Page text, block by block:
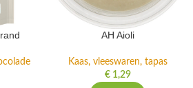
AH Aioli
Kaas, vleeswaren, tapas
€1,29